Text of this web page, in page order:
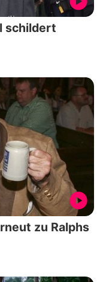
schildert
zu Ralphs